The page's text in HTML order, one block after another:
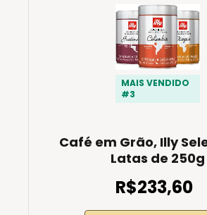
MAIS VENDIDO
#3
Café em Grão, Illy
Latas de 250g
R$233,60